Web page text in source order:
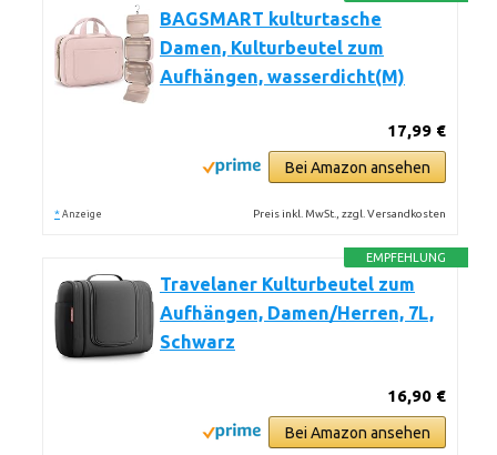
BAGSMART kulturtasche
Damen, Kulturbeutel zum
Aufhängen, wasserdicht(M)
17,99 €
Bei Amazon ansehen
* Anzeige Preis inkl. MwSt., zzgl. Versandkosten
EMPFEHLUNG
Travelaner Kulturbeutel zum
Aufhängen, Damen/Herren, 7L,
Schwarz
16,90 €
Bei Amazon ansehen